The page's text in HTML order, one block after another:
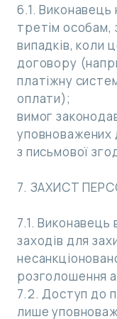
6.1. Виконавець
третім особам,
випадків, коли
договору
платіжну
оплати);
вимог
уповноважених
з письмової
7. ЗАХИСТ
7.1. Виконавець
заходів для
розголошення
7.2. Доступ до
лише